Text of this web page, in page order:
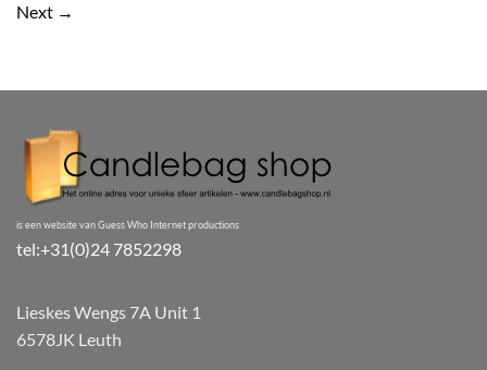
Next →
is een website van Guess Who Internet productions
tel:+31(0)24 7852298
Lieskes Wengs 7A Unit 1
6578JK Leuth